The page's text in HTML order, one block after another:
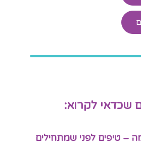
שכדאי לקרוא:
– טיפים לפני שמתחילים